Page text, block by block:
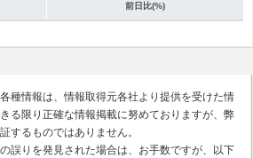
前日比(%)
種情報は、情報取得元各社より提供を受けた情
る限り正確な情報掲載に努めておりますが、弊
するものではありません。
誤りを発見された場合は、お手数ですが、以下